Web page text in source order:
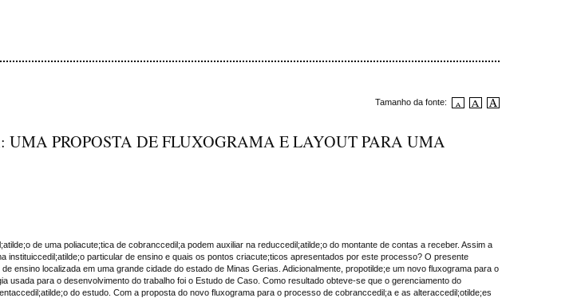
Tamanho da fonte:
PROPOSTA DE FLUXOGRAMA E LAYOUT PARA UMA
de uma poliacute;tica de cobranccedil;a podem auxiliar na reduccedil;atilde;o do montante de contas a receber. Assim a
particular de ensino e quais os pontos criacute;ticos apresentados por este processo? O presente
ensino localizada em uma grande cidade do estado de Minas Gerias. Adicionalmente, propotilde;e um novo fluxograma para o
para o desenvolvimento do trabalho foi o Estudo de Caso. Como resultado obteve-se que o gerenciamento do
do estudo. Com a proposta do novo fluxograma para o processo de cobranccedil;a e as alteraccedil;otilde;es